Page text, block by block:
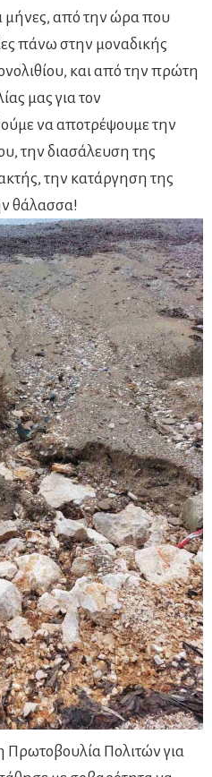
μήνες, από την ώρα που
πάνω στην μοναδικής
και από την πρώτη
μας για τον
να αποτρέψουμε την
την διασάλευση της
την κατάργηση της
θάλασσα!
Πρωτοβουλία Πολιτών για